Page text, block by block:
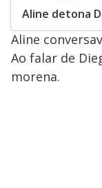
Aline detona
Aline
Ao falar de
morena.